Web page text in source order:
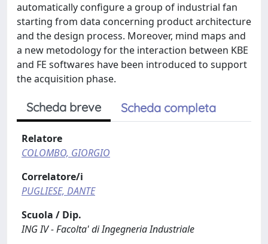
automatically configure a group of industrial fan
starting from data concerning product architecture
and the design process. Moreover, mind maps and
a new metodology for the interaction between KBE
and FE softwares have been introduced to support
the acquisition phase.
Scheda breve Scheda completa
Relatore
COLOMBO, GIORGIO
Correlatore/i
PUGLIESE, DANTE
Scuola / Dip.
ING IV - Facolta' di Ingegneria Industriale